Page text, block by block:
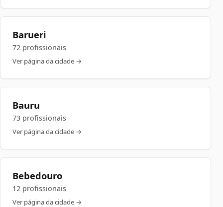
Barueri
72 profissionais
Ver página da cidade →
Bauru
73 profissionais
Ver página da cidade →
Bebedouro
12 profissionais
Ver página da cidade →